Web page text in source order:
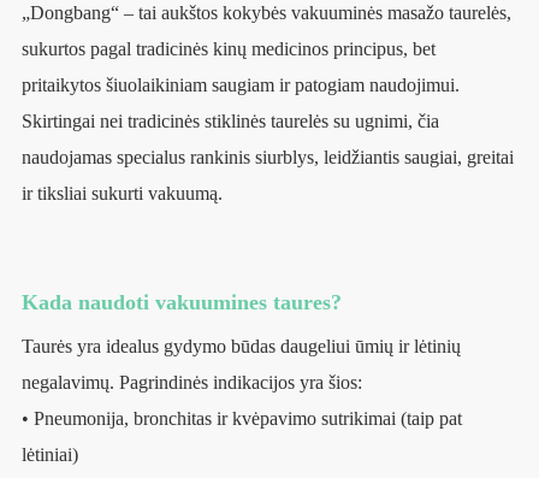
„Dongbang“ – tai aukštos kokybės vakuuminės masažo taurelės,
sukurtos pagal tradicinės kinų medicinos principus, bet
pritaikytos šiuolaikiniam saugiam ir patogiam naudojimui.
Skirtingai nei tradicinės stiklinės taurelės su ugnimi, čia
naudojamas specialus rankinis siurblys, leidžiantis saugiai, greitai
ir tiksliai sukurti vakuumą.
Kada naudoti vakuumines taures?
Taurės yra idealus gydymo būdas daugeliui ūmių ir lėtinių
negalavimų. Pagrindinės indikacijos yra šios:
• Pneumonija, bronchitas ir kvėpavimo sutrikimai (taip pat
lėtiniai)